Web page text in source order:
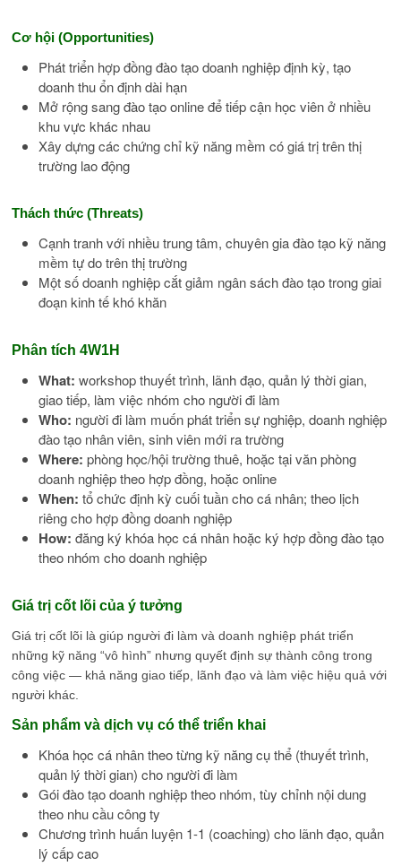
Cơ hội (Opportunities)
Phát triển hợp đồng đào tạo doanh nghiệp định kỳ, tạo
doanh thu ổn định dài hạn
Mở rộng sang đào tạo online để tiếp cận học viên ở nhiều
khu vực khác nhau
Xây dựng các chứng chỉ kỹ năng mềm có giá trị trên thị
trường lao động
Thách thức (Threats)
Cạnh tranh với nhiều trung tâm, chuyên gia đào tạo kỹ năng
mềm tự do trên thị trường
Một số doanh nghiệp cắt giảm ngân sách đào tạo trong giai
đoạn kinh tế khó khăn
Phân tích 4W1H
What: workshop thuyết trình, lãnh đạo, quản lý thời gian,
giao tiếp, làm việc nhóm cho người đi làm
Who: người đi làm muốn phát triển sự nghiệp, doanh nghiệp
đào tạo nhân viên, sinh viên mới ra trường
Where: phòng học/hội trường thuê, hoặc tại văn phòng
doanh nghiệp theo hợp đồng, hoặc online
When: tổ chức định kỳ cuối tuần cho cá nhân; theo lịch
riêng cho hợp đồng doanh nghiệp
How: đăng ký khóa học cá nhân hoặc ký hợp đồng đào tạo
theo nhóm cho doanh nghiệp
Giá trị cốt lõi của ý tưởng
Giá trị cốt lõi là giúp người đi làm và doanh nghiệp phát triển
những kỹ năng “vô hình” nhưng quyết định sự thành công trong
công việc — khả năng giao tiếp, lãnh đạo và làm việc hiệu quả với
người khác.
Sản phẩm và dịch vụ có thể triển khai
Khóa học cá nhân theo từng kỹ năng cụ thể (thuyết trình,
quản lý thời gian) cho người đi làm
Gói đào tạo doanh nghiệp theo nhóm, tùy chỉnh nội dung
theo nhu cầu công ty
Chương trình huấn luyện 1-1 (coaching) cho lãnh đạo, quản
lý cấp cao